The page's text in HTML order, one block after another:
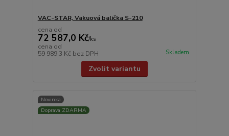
VAC-STAR, Vakuová balička S-210
cena od
72 587,0 Kč/ks
cena od
59 989,3 Kč bez DPH Skladem
Zvolit variantu
Novinka
Doprava ZDARMA